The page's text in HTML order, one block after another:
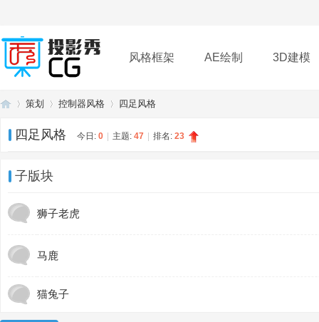
风格框架 AE绘制 3D建模
插件 帮助 下载
策划 控制器风格 四足风格
四足风格 今日: 0 主题: 47 排名: 23
子版块
狮子老虎
马鹿
猫兔子